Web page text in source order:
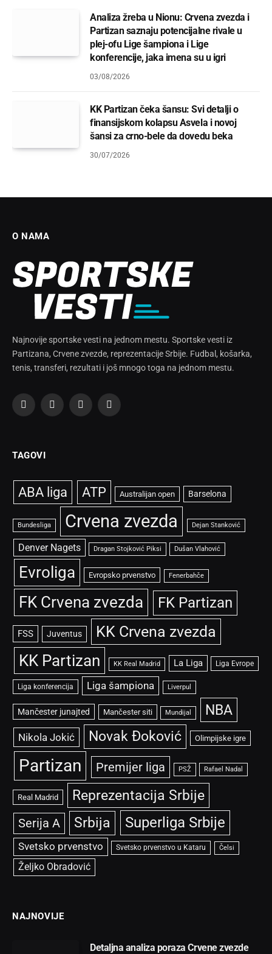
Analiza žreba u Nionu: Crvena zvezda i
Partizan saznaju potencijalne rivale u
plej-ofu Lige šampiona i Lige
konferencije, jaka imena su u igri
03/08/2026
KK Partizan čeka šansu: Svi detalji o
finansijskom kolapsu Asvela i novoj
šansi za crno-bele da dovedu beka
30/07/2026
O NAMA
Najnovije sportske vesti na jednom mestu. Sportske vesti iz
Partizana, Crvene zvezde, reprezentacije Srbije. Fudbal, košarka,
tenis, transferi, rezultati i još mnogo toga na jednom mestu.
Facebook
X
InstagramTikTok
TAGOVI
ABA liga ATP Australijan open Barselona
Bundesliga Crvena zvezda Dejan Stanković
Denver Nagets Dragan Stojković Piksi Dušan Vlahović
Evroliga Evropsko prvenstvo Fenerbahče
FK Crvena zvezda FK Partizan
FSS Juventus KK Crvena zvezda
KK Partizan KK Real Madrid La Liga Liga Evrope
Liga konferencija Liga šampiona Liverpul
Mančester junajted Mančester siti Mundijal NBA
Nikola Jokić Novak Đoković Olimpijske igre
Partizan Premijer liga PSŽ Rafael Nadal
Real Madrid Reprezentacija Srbije
Serija A Srbija Superliga Srbije
Svetsko prvenstvo Svetsko prvenstvo u Kataru Čelsi
Željko Obradović
NAJNOVIJE
Detaljna analiza poraza Crvene zvezde